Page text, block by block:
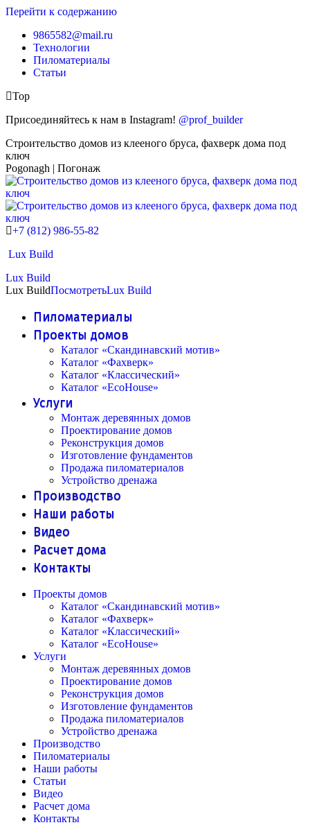
Перейти к содержанию
9865582@mail.ru
Технологии
Пиломатериалы
Статьи
Top
Присоединяйтесь к нам в Instagram! @prof_builder
Строительство домов из клееного бруса, фахверк дома под
ключ
Pogonagh | Погонаж
+7 (812) 986-55-82
Lux Build
Lux Build
Lux BuildПосмотретьLux Build
Пиломатериалы
Проекты домов
Каталог «Скандинавский мотив»
Каталог «Фахверк»
Каталог «Классический»
Каталог «EcoHouse»
Услуги
Монтаж деревянных домов
Проектирование домов
Реконструкция домов
Изготовление фундаментов
Продажа пиломатериалов
Устройство дренажа
Производство
Наши работы
Видео
Расчет дома
Контакты
Проекты домов
Каталог «Скандинавский мотив»
Каталог «Фахверк»
Каталог «Классический»
Каталог «EcoHouse»
Услуги
Монтаж деревянных домов
Проектирование домов
Реконструкция домов
Изготовление фундаментов
Продажа пиломатериалов
Устройство дренажа
Производство
Пиломатериалы
Наши работы
Статьи
Видео
Расчет дома
Контакты